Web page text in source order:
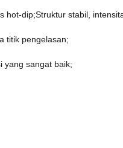
hot-dip;Struktur stabil,
titik pengelasan;
yang sangat baik;